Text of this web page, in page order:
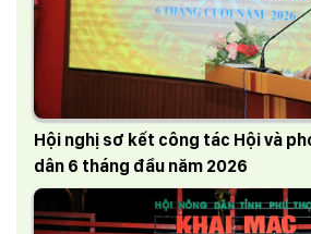
Hội nghị sơ kết công tác Hội và
dân 6 tháng đầu năm 2026